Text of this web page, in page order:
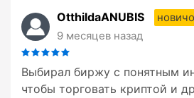
OtthildaANUBIS
9 месяцев назад
Выбирал биржу с понятным
чтобы торговать криптой и